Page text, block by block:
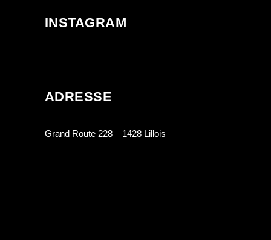
INSTAGRAM
ADRESSE
Grand Route 228 – 1428 Lillois